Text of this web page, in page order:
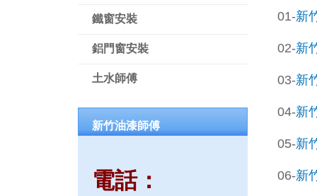
鐵窗安裝
鋁門窗安裝
土水師傅
新竹油漆師傅
電話：
01-新
02-新
03-新
04-新
05-新
06-新